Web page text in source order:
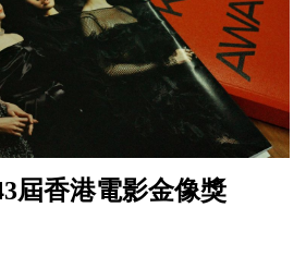
屆香港電影金像獎